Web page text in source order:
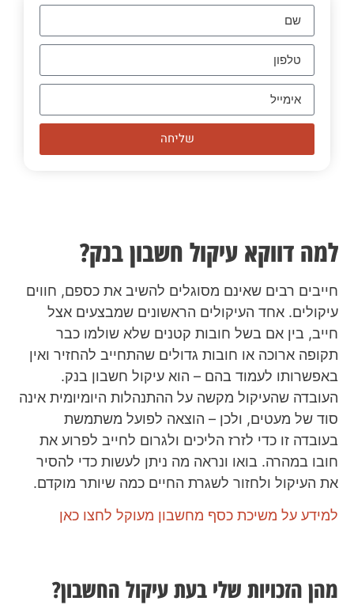
שליחה
למה דווקא עיקול חשבון בנק?
חייבים רבים שאינם מסוגלים להשיב את כספם, חווים
עיקולים. אחד העיקולים הראשונים שמבצעים אצל
חייב, בין אם בשל חובות קטנים שלא שולמו כבר
תקופה ארוכה או חובות גדולים שהתחייב להחזיר ואין
באפשרותו לעמוד בהם – הוא עיקול חשבון בנק.
העובדה שהעיקול מקשה על ההתנהלות היומיומית אינה
סוד של מעטים, ולכן – הוצאה לפועל משתמשת
בעובדה זו כדי לזרז הליכים ולגרום לחייב לפרוע את
חובו במהרה. בואו ונראה מה ניתן לעשות כדי להסיר
את העיקול ולחזור לשגרת החיים כמה שיותר מוקדם.
למידע על משיכת כסף מחשבון מעוקל לחצו כאן
מהן הזכויות שלי בעת עיקול החשבון?